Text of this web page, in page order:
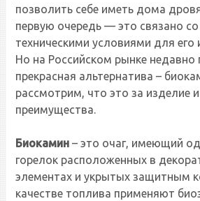
позволить себе иметь дома
первую очередь — это связано
техническими условиями для его
Но на Российском рынке недавно
прекрасная альтернатива –
рассмотрим, что это за изделие
преимущества.
Биокамин – это очаг, имеющий
горелок расположенных в
элементах и укрытых защитным
качестве топлива применяют